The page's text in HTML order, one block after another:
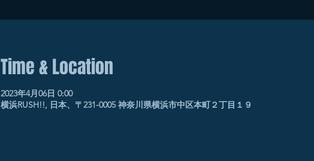
Time & Location
2023年4月06日 0:00
横浜RUSH!!, 日本、〒231-0005 神奈川県横浜市中区本町２丁目１９